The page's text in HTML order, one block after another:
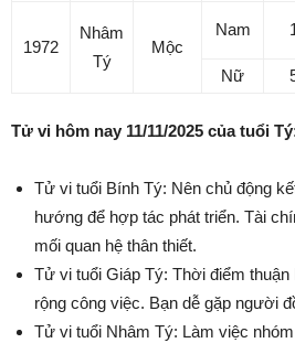
1972
Nhâm
Tý
Mộc
Nam
Nữ
Tử vi hôm nay 11/11/2025 của tuổi
Tử vi tuổi Bính Tý: Nên chủ động
hướng để hợp tác phát triển. Tài
mối quan hệ thân thiết.
Tử vi tuổi Giáp Tý: Thời điểm
rộng công việc. Bạn dễ gặp người
Tử vi tuổi Nhâm Tý: Làm việc